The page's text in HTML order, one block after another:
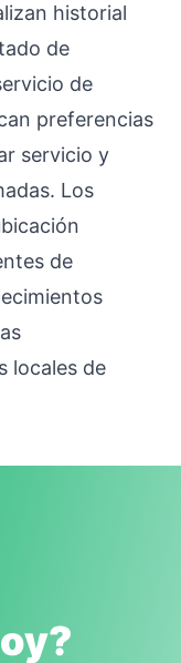
historial
de
de
preferencias
servicio y
Los
de
locales de